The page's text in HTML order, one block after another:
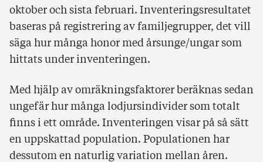
oktober och sista februari. Inventeringsresultatet
baseras på registrering av familjegrupper, det vill
säga hur många honor med årsunge/ungar som
hittats under inventeringen.
Med hjälp av omräkningsfaktorer beräknas sedan
ungefär hur många lodjursindivider som totalt
finns i ett område. Inventeringen visar på så sätt
en uppskattad population. Populationen har
dessutom en naturlig variation mellan åren.